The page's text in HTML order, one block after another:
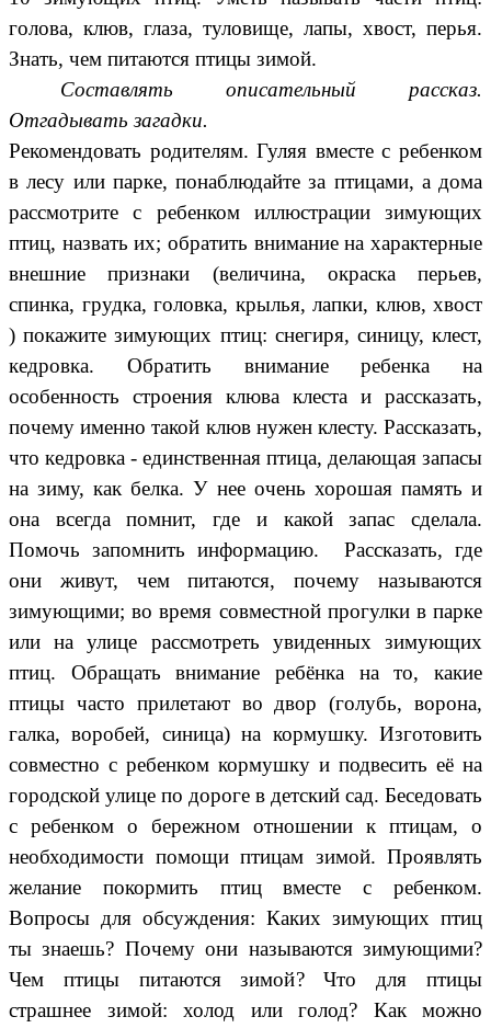
голова, клюв, глаза, туловище, лапы, хвост, перья.
Знать, чем питаются птицы зимой.
Составлять описательный рассказ.
Отгадывать загадки.
Рекомендовать родителям.Гуляя вместе с ребенком
в лесу или парке, понаблюдайте за птицами, а дома
рассмотрите с ребенком иллюстрации зимующих
птиц, назвать их; обратить внимание на характерные
внешние признаки (величина, окраска перьев,
спинка, грудка, головка, крылья, лапки, клюв, хвост
) покажите зимующих птиц: снегиря, синицу, клест,
кедровка. Обратить внимание ребенка на
особенность строения клюва клеста и рассказать,
почему именно такой клюв нужен клесту. Рассказать,
что кедровка - единственная птица, делающая запасы
на зиму, как белка. У нее очень хорошая память и
она всегда помнит, где и какой запас сделала.
Помочь запомнить информацию. Рассказать, где
они живут, чем питаются, почему называются
зимующими; во время совместной прогулки в парке
или на улице рассмотреть увиденных зимующих
птиц. Обращать внимание ребёнка на то, какие
птицы часто прилетают во двор (голубь, ворона,
галка, воробей, синица) на кормушку. Изготовить
совместно с ребенком кормушку и подвесить её на
городской улице по дороге в детский сад. Беседовать
с ребенком о бережном отношении к птицам, о
необходимости помощи птицам зимой. Проявлять
желание покормить птиц вместе с ребенком.
Вопросы для обсуждения: Каких зимующих птиц
ты знаешь? Почему они называются зимующими?
Чем птицы питаются зимой? Что для птицы
страшнее зимой: холод или голод? Как можно